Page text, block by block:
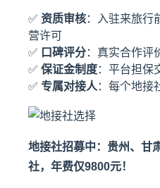
✅ 资质审核： 入驻来旅行
营许可
✅ 口碑评分：真实合作评
✅ 保证金制度：平台担保
✅ 专属对接人 ：每个地接
地接社招募中： 贵州、甘
社，年费仅9800元！